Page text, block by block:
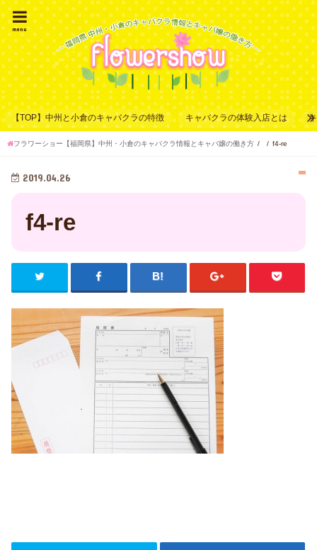
menu
【TOP】中州と小倉のキャバクラの特徴 キャバクラの体験入店とは
フラワーショー【福岡県】中州・小倉のキャバクラ情報とキャバ嬢の働き方 f4-re
2019.04.26
f4-re